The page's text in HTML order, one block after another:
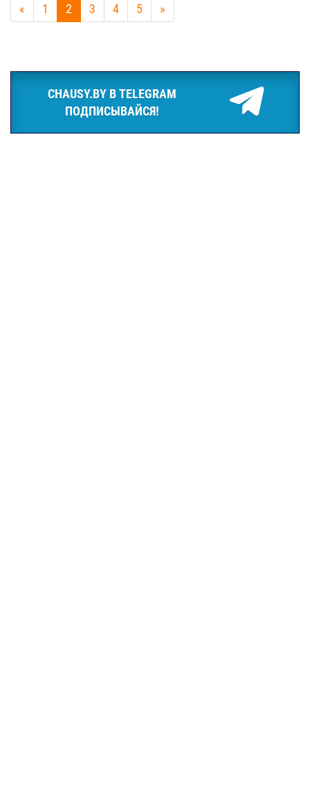
« 1 2 3 4 5 »
CHAUSY.BY В TELEGRAM
ПОДПИСЫВАЙСЯ!